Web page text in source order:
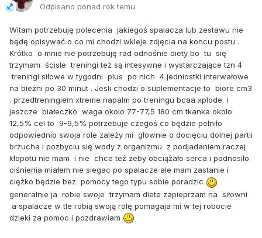
Odpisano ponad rok temu
Witam potrzebuję polecenia jakiegoś spalacza lub zestawu nie
będę opisywać o co mi chodzi wkleje zdjęcia na koncu postu .
Krótko o mnie nie potrzebuję rad odnośnie diety bo tu się
trzymam ścisle treningi też są intesywne i wystarczające tzn 4
treningi siłowe w tygodni plus po nich 4 jedniostki interwałowe
na bieżni po 30 minut . Jesli chodzi o suplementacje to biore cm3
. przedtreningiem xtreme napalm po treningu bcaa xplode i
jeszcze białeczko waga okolo 77-77,5 180 cm tkanka okolo
12,5% cel to 9-9,5% potrzebuje czegoś co będzie pełniło
odpowiednio swoja role zależy mi głownie o docięciu dolnej partii
brzucha i pozbyciu się wody z organizmu z podjadaniem raczej
kłopotu nie mam i nie chce też zeby obciążało serca i podnosiło
ciśnienia miałem nie siegac po spalacze ale mam zastanie i
ciężko będzie bez pomocy tego typu sobie poradzic
generalnie ja robie swoje trzymam diete zapieprzam na siłowni
a spalacze w tle robią swoją rolę pomagaja mi w tej robocie
dzieki za pomoc i pozdrawiam